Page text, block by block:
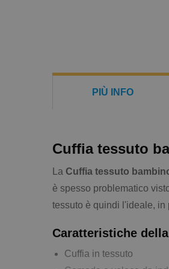
PIÙ INFO
Cuffia tessuto
La Cuffia tessuto
è spesso problematico
tessuto è quindi l'ideale, in
Caratteristiche
Cuffia in tessuto